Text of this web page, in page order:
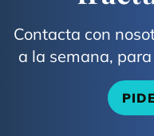
Contacta con
a la semana,